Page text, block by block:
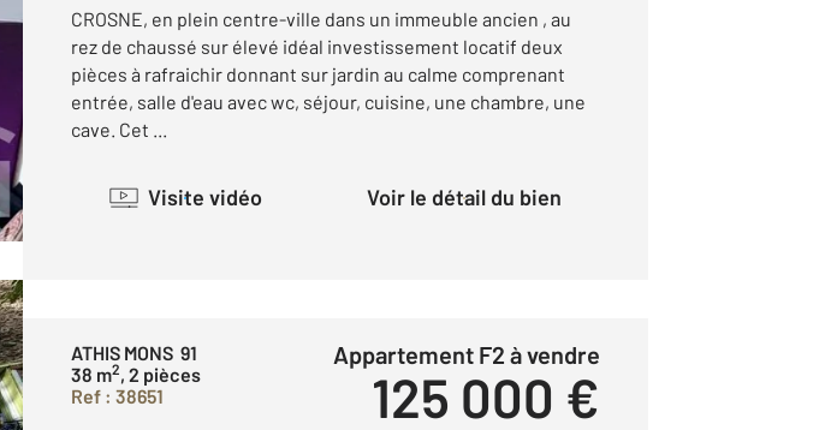
CROSNE, en plein centre-ville dans un immeuble ancien , au
rez de chaussé sur élevé idéal investissement locatif deux
pièces à rafraichir donnant sur jardin au calme comprenant
entrée, salle d'eau avec wc, séjour, cuisine, une chambre, une
cave. Cet ...
Visite vidéo Voir le détail du bien
ATHIS MONS 91
38 m2, 2 pièces
Ref : 38651
Appartement F2 à vendre
125 000 €